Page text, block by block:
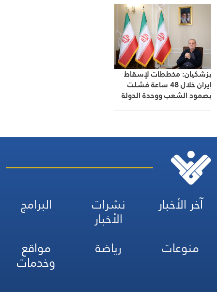
بزشكيان: مخططات لإسقاط
إيران خلال 48 ساعة فشلت
بصمود الشعب ووحدة الدولة
آخر الأخبار نشرات
الأخبار
البرامج
منوعات
رياضة مواقع
وخدمات